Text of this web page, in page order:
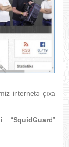
internetə çıxa
“SquidGuard”